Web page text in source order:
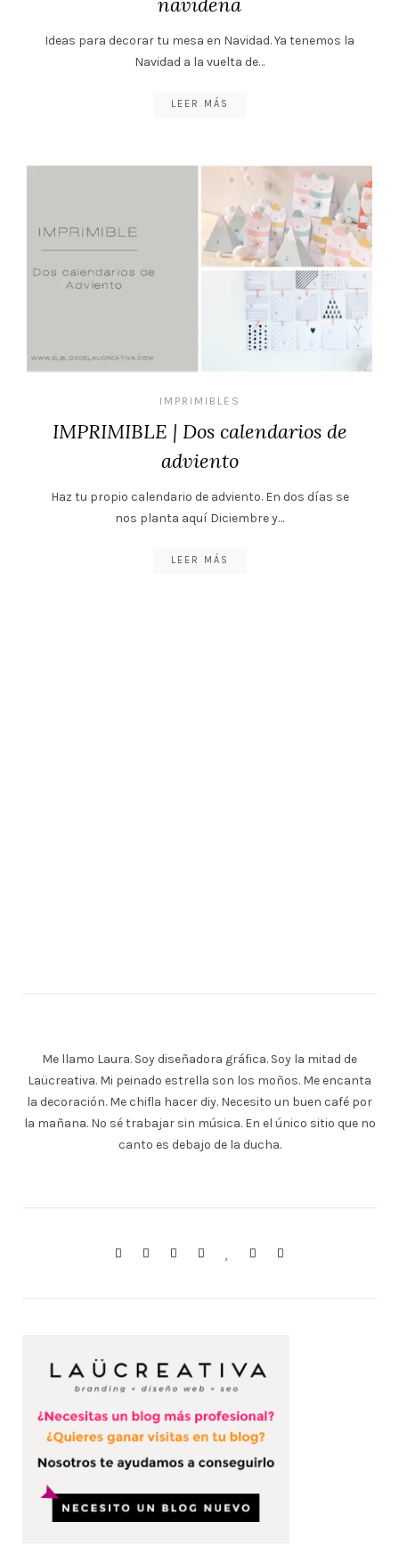
Ideas para decorar tu mesa en Navidad. Ya tenemos la
Navidad a la vuelta de…
LEER MÁS
IMPRIMIBLES
IMPRIMIBLE | Dos calendarios de
adviento
Haz tu propio calendario de adviento. En dos días se
nos planta aquí Diciembre y…
LEER MÁS
Me llamo Laura. Soy diseñadora gráfica. Soy la mitad de
Laücreativa. Mi peinado estrella son los moños. Me encanta
la decoración. Me chifla hacer diy. Necesito un buen café por
la mañana. No sé trabajar sin música. En el único sitio que no
canto es debajo de la ducha.